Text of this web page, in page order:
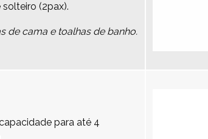
(2pax).
de cama e toalhas de banho.
para até 4